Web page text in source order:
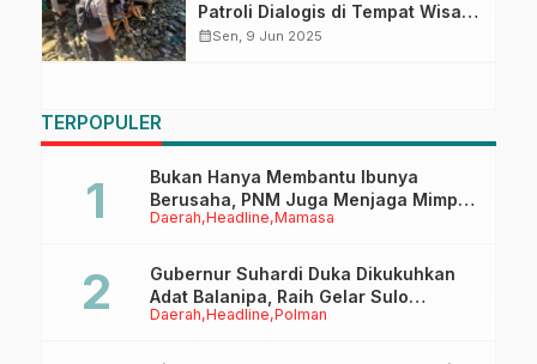
Patroli Dialogis di Tempat Wisata
Usai Idul Adha
calendar_monthSen, 9 Jun 2025
TERPOPULER
Daerah Headline Mamasa
Bukan Hanya Membantu Ibunya
Berusaha, PNM Juga Menjaga Mimpi
Anaknya Untuk Menggapai Cita-Cita
Daerah Headline Polman
Gubernur Suhardi Duka Dikukuhkan
Adat Balanipa, Raih Gelar Sulo
Tappidena